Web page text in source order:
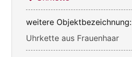
weitere Objektbezeichnung:
Uhrkette aus Frauenhaar